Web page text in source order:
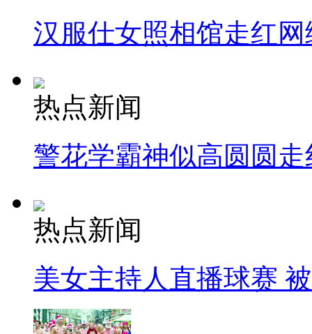
汉服仕女照相馆走红网
热点新闻
警花学霸神似高圆圆走
热点新闻
美女主持人直播球赛